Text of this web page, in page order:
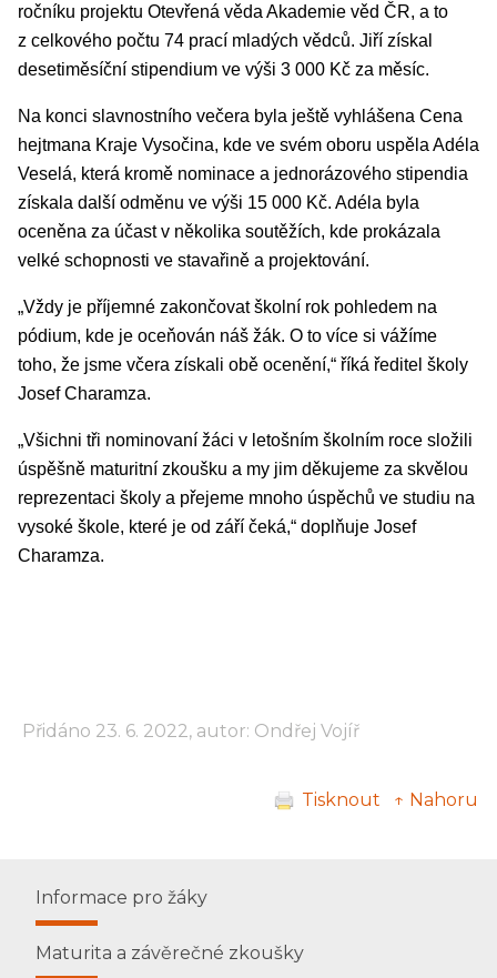
ročníku projektu Otevřená věda Akademie věd ČR, a to
z celkového počtu 74 prací mladých vědců. Jiří získal
desetiměsíční stipendium ve výši 3 000 Kč za měsíc.
Na konci slavnostního večera byla ještě vyhlášena Cena
hejtmana Kraje Vysočina, kde ve svém oboru uspěla Adéla
Veselá, která kromě nominace a jednorázového stipendia
získala další odměnu ve výši 15 000 Kč. Adéla byla
oceněna za účast v několika soutěžích, kde prokázala
velké schopnosti ve stavařině a projektování.
„Vždy je příjemné zakončovat školní rok pohledem na
pódium, kde je oceňován náš žák. O to více si vážíme
toho, že jsme včera získali obě ocenění,“ říká ředitel školy
Josef Charamza.
„Všichni tři nominovaní žáci v letošním školním roce složili
úspěšně maturitní zkoušku a my jim děkujeme za skvělou
reprezentaci školy a přejeme mnoho úspěchů ve studiu na
vysoké škole, které je od září čeká,“ doplňuje Josef
Charamza.
Přidáno 23. 6. 2022, autor: Ondřej Vojíř
Tisknout ↑ Nahoru
Informace pro žáky
Maturita a závěrečné zkoušky